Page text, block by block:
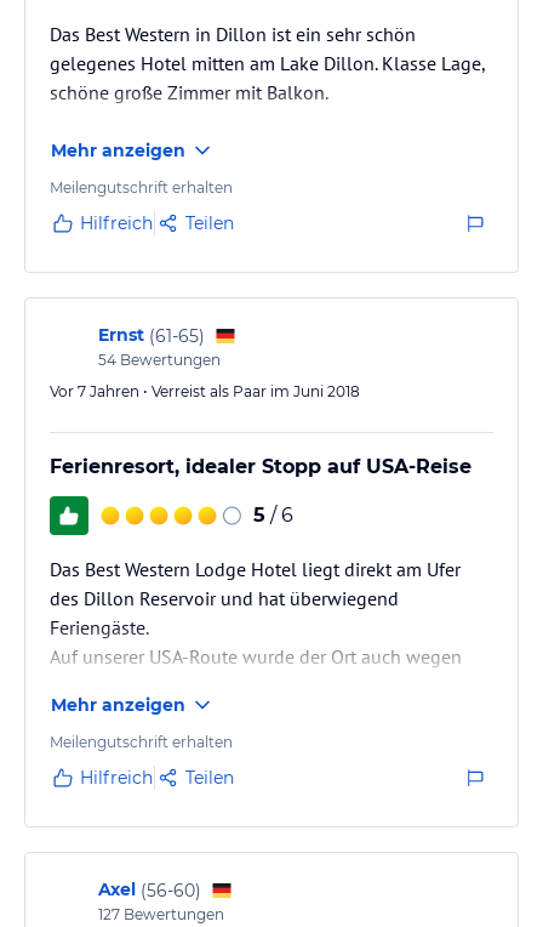
Das Best Western in Dillon ist ein sehr schön
gelegenes Hotel mitten am Lake Dillon. Klasse Lage,
schöne große Zimmer mit Balkon.
Mehr anzeigen
Meilengutschrift erhalten
Hilfreich Teilen
Ernst (61-65)
54 Bewertungen
Vor 7 Jahren • Verreist als Paar im Juni 2018
Ferienresort, idealer Stopp auf USA-Reise
5 / 6
Das Best Western Lodge Hotel liegt direkt am Ufer
des Dillon Reservoir und hat überwiegend
Feriengäste.
Auf unserer USA-Route wurde der Ort auch wegen
Mehr anzeigen
Meilengutschrift erhalten
Hilfreich Teilen
Axel (56-60)
127 Bewertungen